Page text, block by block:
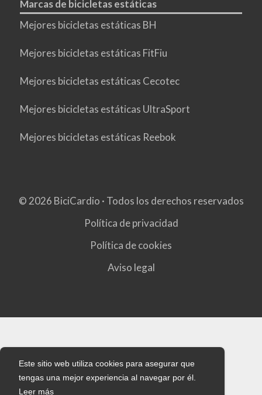
Marcas de bicicletas estáticas
Mejores bicicletas estáticas BH
Mejores bicicletas estáticas FitFiu
Mejores bicicletas estáticas Cecotec
Mejores bicicletas estáticas UltraSport
Mejores bicicletas estáticas Reebok
© 2026 BiciCardio · Todos los derechos reservados
Política de privacidad
Política de cookies
Aviso legal
Este sitio web utiliza cookies para asegurar que
tengas una mejor experiencia al navegar por él.
Leer más